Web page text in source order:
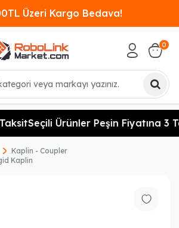
Üzeri Kargo Bedava!
0
Seçili Ürünler Peşin Fiyatına 3
Kaplin - Coupler
Kaplin